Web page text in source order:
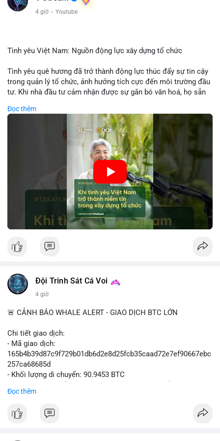
4 giờ · Youtube
Tình yêu Việt Nam: Nguồn động lực xây dựng tổ chức
Tình yêu quê hương đã trở thành động lực thúc đẩy sự tin cậy
trong quản lý tổ chức, ảnh hưởng tích cực đến môi trường đầu
tư. Khi nhà đầu tư cảm nhận được sự gắn bó văn hoá, họ sẵn
các công ty blockchain và tiền mã hoá. Sự tăng cường niềm
tin này giúp giảm rủi ro thị trường, cải thiện chi phí vốn và thúc
đẩy sự phát triển bền vững của ngành công nghệ tài chính. Các
nhà quản lý cần khai thác tinh thần này để xây dựng chiến lược
phát triển bền vững và thu hút vốn đầu tư.
🎥 Xem video trực tiếp tại:
Nguồn: VIETSUCCESS
Đọc thêm
Đội Trinh Sát Cá Voi
4 giờ
🚨 CẢNH BÁO WHALE ALERT - GIAO DỊCH BTC LỚN
Chi tiết giao dịch:
- Mã giao dịch:
165b4b39d87c9f729b01db6d2e8d25fcb35caad72e7ef90667ebc
257ca68685d
- Khối lượng di chuyển: 90.9453 BTC
USD)
Đọc thêm